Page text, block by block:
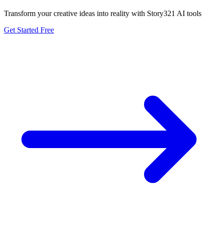
Transform your creative ideas into reality with Story321 AI tools
Get Started Free